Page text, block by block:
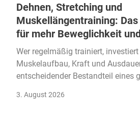
Dehnen, Stretching und
Muskellängentraining:
für mehr Beweglichkeit
Wer regelmäßig trainiert,
Muskelaufbau, Kraft und
entscheidender Bestandteil eines
3. August 2026